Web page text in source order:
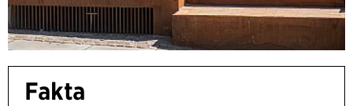
Fakta